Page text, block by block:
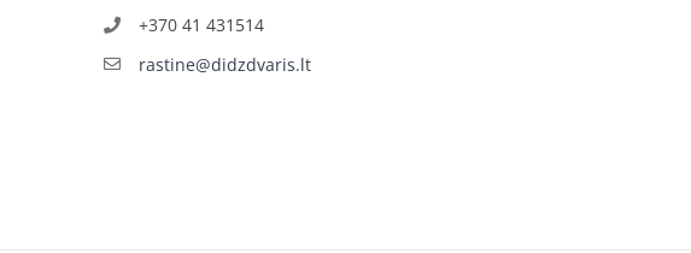
+370 41 431514
rastine@didzdvaris.lt